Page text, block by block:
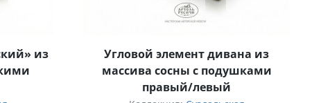
из
Угловой элемент дивана из
массива сосны с подушками
правый/левый